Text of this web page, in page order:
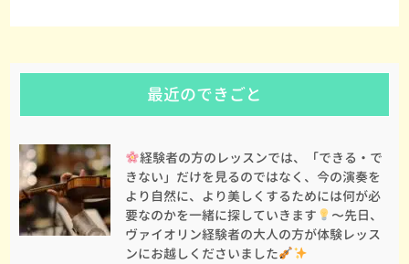
最近のできごと
経験者の方のレッスンでは、「できる・で
きない」だけを見るのではなく、今の演奏を
より自然に、より美しくするためには何が必
要なのかを一緒に探していきます
〜先日、
ヴァイオリン経験者の大人の方が体験レッス
ンにお越しくださいました